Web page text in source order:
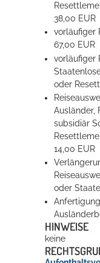
38,00 EUR
vorläufiger
67,00 EUR
vorläufiger
oder
Ausländer,
subsidiär
14,00 EUR
oder
HINWEISE
keine